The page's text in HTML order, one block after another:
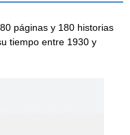
páginas y 180 historias
tiempo entre 1930 y